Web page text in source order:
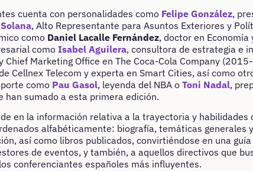
cuenta con personalidades como Felipe González,
, Alto Representante para Asuntos Exteriores y
como Daniel Lacalle Fernández, doctor en
como Isabel Aguilera, consultora de estrategia e
Chief Marketing Office en The Coca-Cola Company
Cellnex Telecom y experta en Smart Cities, así como
como Pau Gasol, leyenda del NBA o Toni Nadal,
han sumado a esta primera edición.
en la información relativa a la trayectoria y habilidades
alfabéticamente: biografía, temáticas generales
así como libros publicados, convirtiéndose en una
de eventos, y también, a aquellos directivos que
conferenciantes españoles más influyentes.